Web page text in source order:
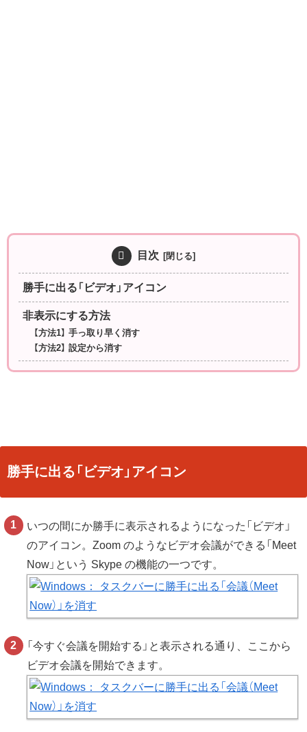
目次
勝手に出る「ビデオ」アイコン
非表示にする方法
【方法1】 手っ取り早く消す
【方法2】 設定から消す
勝手に出る「ビデオ」アイコン
いつの間にか勝手に表示されるようになった「ビデオ」
のアイコン。Zoom のようなビデオ会議ができる「Meet
Now」という Skype の機能の一つです。
「今すぐ会議を開始する」と表示される通り、ここから
ビデオ会議を開始できます。